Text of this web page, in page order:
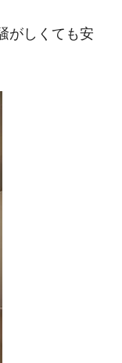
がしくても安